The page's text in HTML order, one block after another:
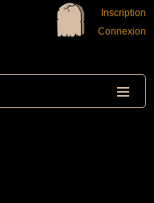
Inscription
Connexion